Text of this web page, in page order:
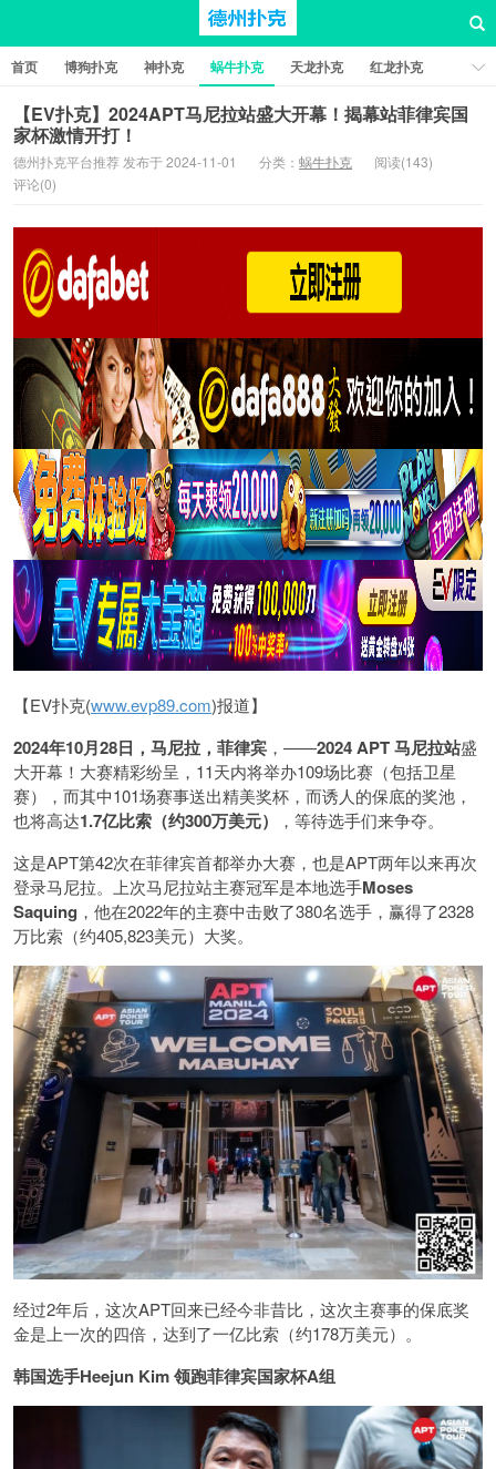
首页 博狗扑克 神扑克 蜗牛扑克 天龙扑克
红龙扑克
新葡京棋牌
红星扑克 扑克之星 比特币扑克
【EV扑克】2024APT马尼拉站盛大开幕！揭幕站菲律宾国
家杯激情开打！
德州扑克平台推荐 发布于 2024-11-01 分类： 蜗牛扑克
阅读(143)
评论(0)
【EV扑克(www.evp89.com)报道】
2024年10月28日，马尼拉，菲律宾 ，——2024 APT 马尼拉站盛
大开幕！大赛精彩纷呈，11天内将举办109场比赛（包括卫星
赛），而其中101场赛事送出精美奖杯，而诱人的保底的奖池，
也将高达1.7亿比索（约300万美元）
，等待选手们来争夺。
这是APT第42次在菲律宾首都举办大赛，也是APT两年以来再次
登录马尼拉。上次马尼拉站主赛冠军是本地选手Moses
Saquing ，他在2022年的主赛中击败了380名选手，赢得了2328
万比索（约405,823美元）大奖。
经过2年后，这次APT回来已经今非昔比，这次主赛事的保底奖
金是上一次的四倍，达到了一亿比索（约178万美元）。
韩国选手Heejun Kim 领跑菲律宾国家杯A组